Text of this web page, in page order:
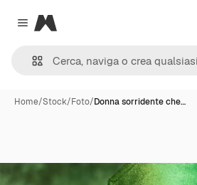
Close menu
Magnific
Home/Stock/Foto/Donna sorridente che…